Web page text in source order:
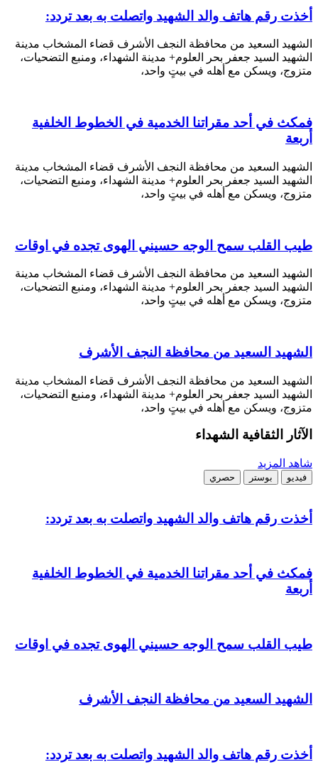
أخذت رقم هاتف والد الشهيد واتصلت به بعد تردد:
الشهيد السعيد من محافظة النجف الأشرف قضاء المشخاب مدينة
الشهيد السيد جعفر بحر العلوم+ مدينة الشهداء، ومنبع التضحيات،
متزوج، ويسكن مع أهله في بيتٍ واحد،
فمكث في أحد مقراتنا الخدمية في الخطوط الخلفية
أربعة
الشهيد السعيد من محافظة النجف الأشرف قضاء المشخاب مدينة
الشهيد السيد جعفر بحر العلوم+ مدينة الشهداء، ومنبع التضحيات،
متزوج، ويسكن مع أهله في بيتٍ واحد،
طيب القلب سمح الوجه حسيني الهوى تجده في اوقات
الشهيد السعيد من محافظة النجف الأشرف قضاء المشخاب مدينة
الشهيد السيد جعفر بحر العلوم+ مدينة الشهداء، ومنبع التضحيات،
متزوج، ويسكن مع أهله في بيتٍ واحد،
الشهيد السعيد من محافظة النجف الأشرف
الشهيد السعيد من محافظة النجف الأشرف قضاء المشخاب مدينة
الشهيد السيد جعفر بحر العلوم+ مدينة الشهداء، ومنبع التضحيات،
متزوج، ويسكن مع أهله في بيتٍ واحد،
الآثار الثقافية الشهداء
شاهد المزيد
فيديو بوستر حصري
أخذت رقم هاتف والد الشهيد واتصلت به بعد تردد:
فمكث في أحد مقراتنا الخدمية في الخطوط الخلفية
أربعة
طيب القلب سمح الوجه حسيني الهوى تجده في اوقات
الشهيد السعيد من محافظة النجف الأشرف
أخذت رقم هاتف والد الشهيد واتصلت به بعد تردد: